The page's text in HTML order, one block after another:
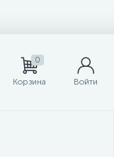
0
Корзина Войти